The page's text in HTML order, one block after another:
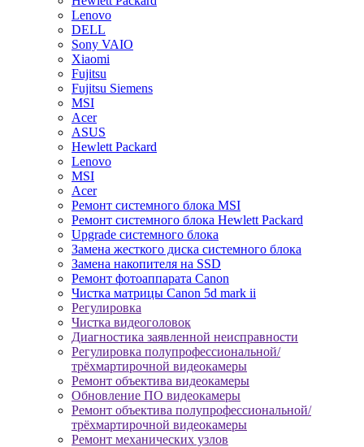
Lenovo
DELL
Sony VAIO
Xiaomi
Fujitsu
Fujitsu Siemens
MSI
Acer
ASUS
Hewlett Packard
Lenovo
MSI
Acer
Ремонт системного блока MSI
Ремонт системного блока Hewlett Packard
Upgrade системного блока
Замена жесткого диска системного блока
Замена накопителя на SSD
Ремонт фотоаппарата Canon
Чистка матрицы Canon 5d mark ii
Регулировка
Чистка видеоголовок
Диагностика заявленной неисправности
Регулировка полупрофессиональной/
трёхмартирочной видеокамеры
Ремонт объектива видеокамеры
Обновление ПО видеокамеры
Ремонт объектива полупрофессиональной/
трёхмартирочной видеокамеры
Ремонт механических узлов